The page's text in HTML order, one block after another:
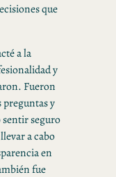
que
a la
y
Fueron
preguntas y
seguro
a cabo
en
fue